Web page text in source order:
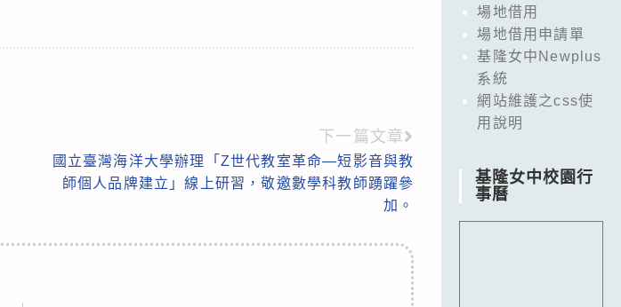
下一篇文章
國立臺灣海洋大學辦理「Z世代教室革命—短影音與教
師個人品牌建立」線上研習，敬邀數學科教師踴躍參
加。
場地借用
場地借用申請單
基隆女中Newplus
系統
網站維護之css使
用說明
基隆女中校園行
事曆